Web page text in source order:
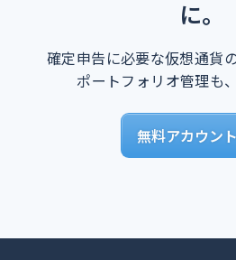
に。
確定申告に必要な仮想通貨
ポートフォリオ管理も
無料アカウン